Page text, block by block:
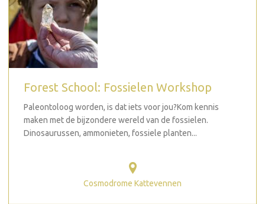
Forest School: Fossielen Workshop
Paleontoloog worden, is dat iets voor jou?Kom kennis
maken met de bijzondere wereld van de fossielen.
Dinosaurussen, ammonieten, fossiele planten...
Cosmodrome Kattevennen